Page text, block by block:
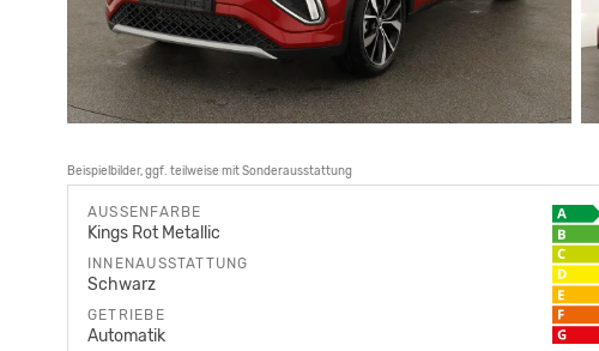
Beispielbilder, ggf. teilweise mit Sonderausstattung
AUSSENFARBE
Kings Rot Metallic
INNENAUSSTATTUNG
Schwarz
GETRIEBE
Automatik